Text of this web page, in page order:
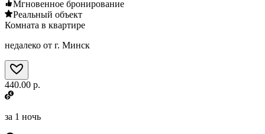
Мгновенное бронирование
Реальный объект
Комната в квартире
недалеко от г. Минск
440.00 р.
за 1 ночь